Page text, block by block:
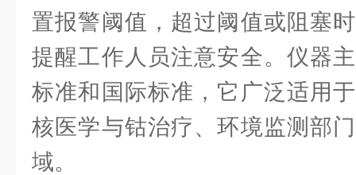
置报警阈值，超过阈值或阻塞
提醒工作人员注意安全。仪器
标准和国际标准，它广泛适用
核医学与钴治疗、环境监测部
域。